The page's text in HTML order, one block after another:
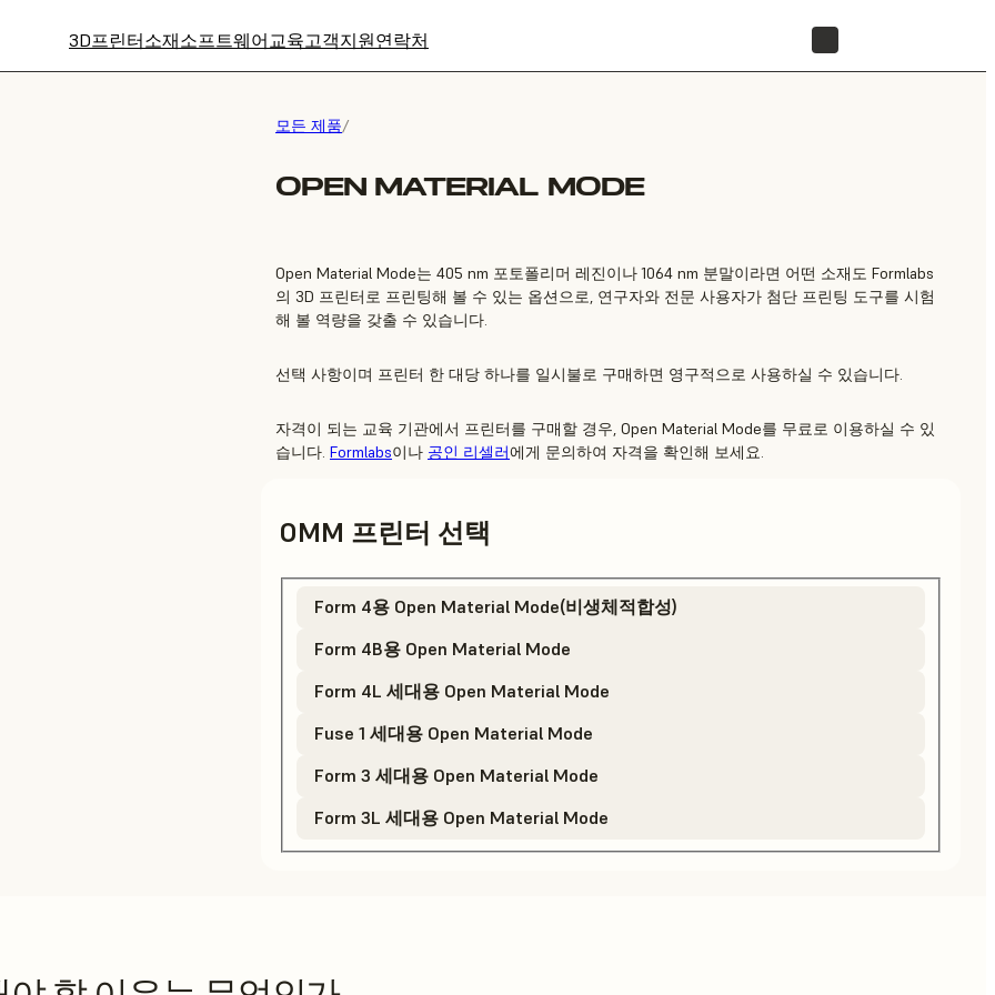
3D프린터소재소프트웨어교육고객지원연락처
모든 제품/
OPEN MATERIAL MODE
Open Material Mode는 405 nm 포토폴리머 레진이나 1064 nm 분말이라면 어떤 소재도 Formlabs
의 3D 프린터로 프린팅해 볼 수 있는 옵션으로, 연구자와 전문 사용자가 첨단 프린팅 도구를 시험
해 볼 역량을 갖출 수 있습니다.
선택 사항이며 프린터 한 대당 하나를 일시불로 구매하면 영구적으로 사용하실 수 있습니다.
자격이 되는 교육 기관에서 프린터를 구매할 경우, Open Material Mode를 무료로 이용하실 수 있
습니다. Formlabs이나 공인 리셀러에게 문의하여 자격을 확인해 보세요.
OMM 프린터 선택
Form 4용 Open Material Mode(비생체적합성)
Form 4B용 Open Material Mode
Form 4L 세대용 Open Material Mode
Fuse 1 세대용 Open Material Mode
Form 3 세대용 Open Material Mode
Form 3L 세대용 Open Material Mode